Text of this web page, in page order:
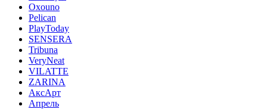
Oxouno
Pelican
PlayToday
SENSERA
Tribuna
VeryNeat
VILATTE
ZARINA
АксАрт
Апрель